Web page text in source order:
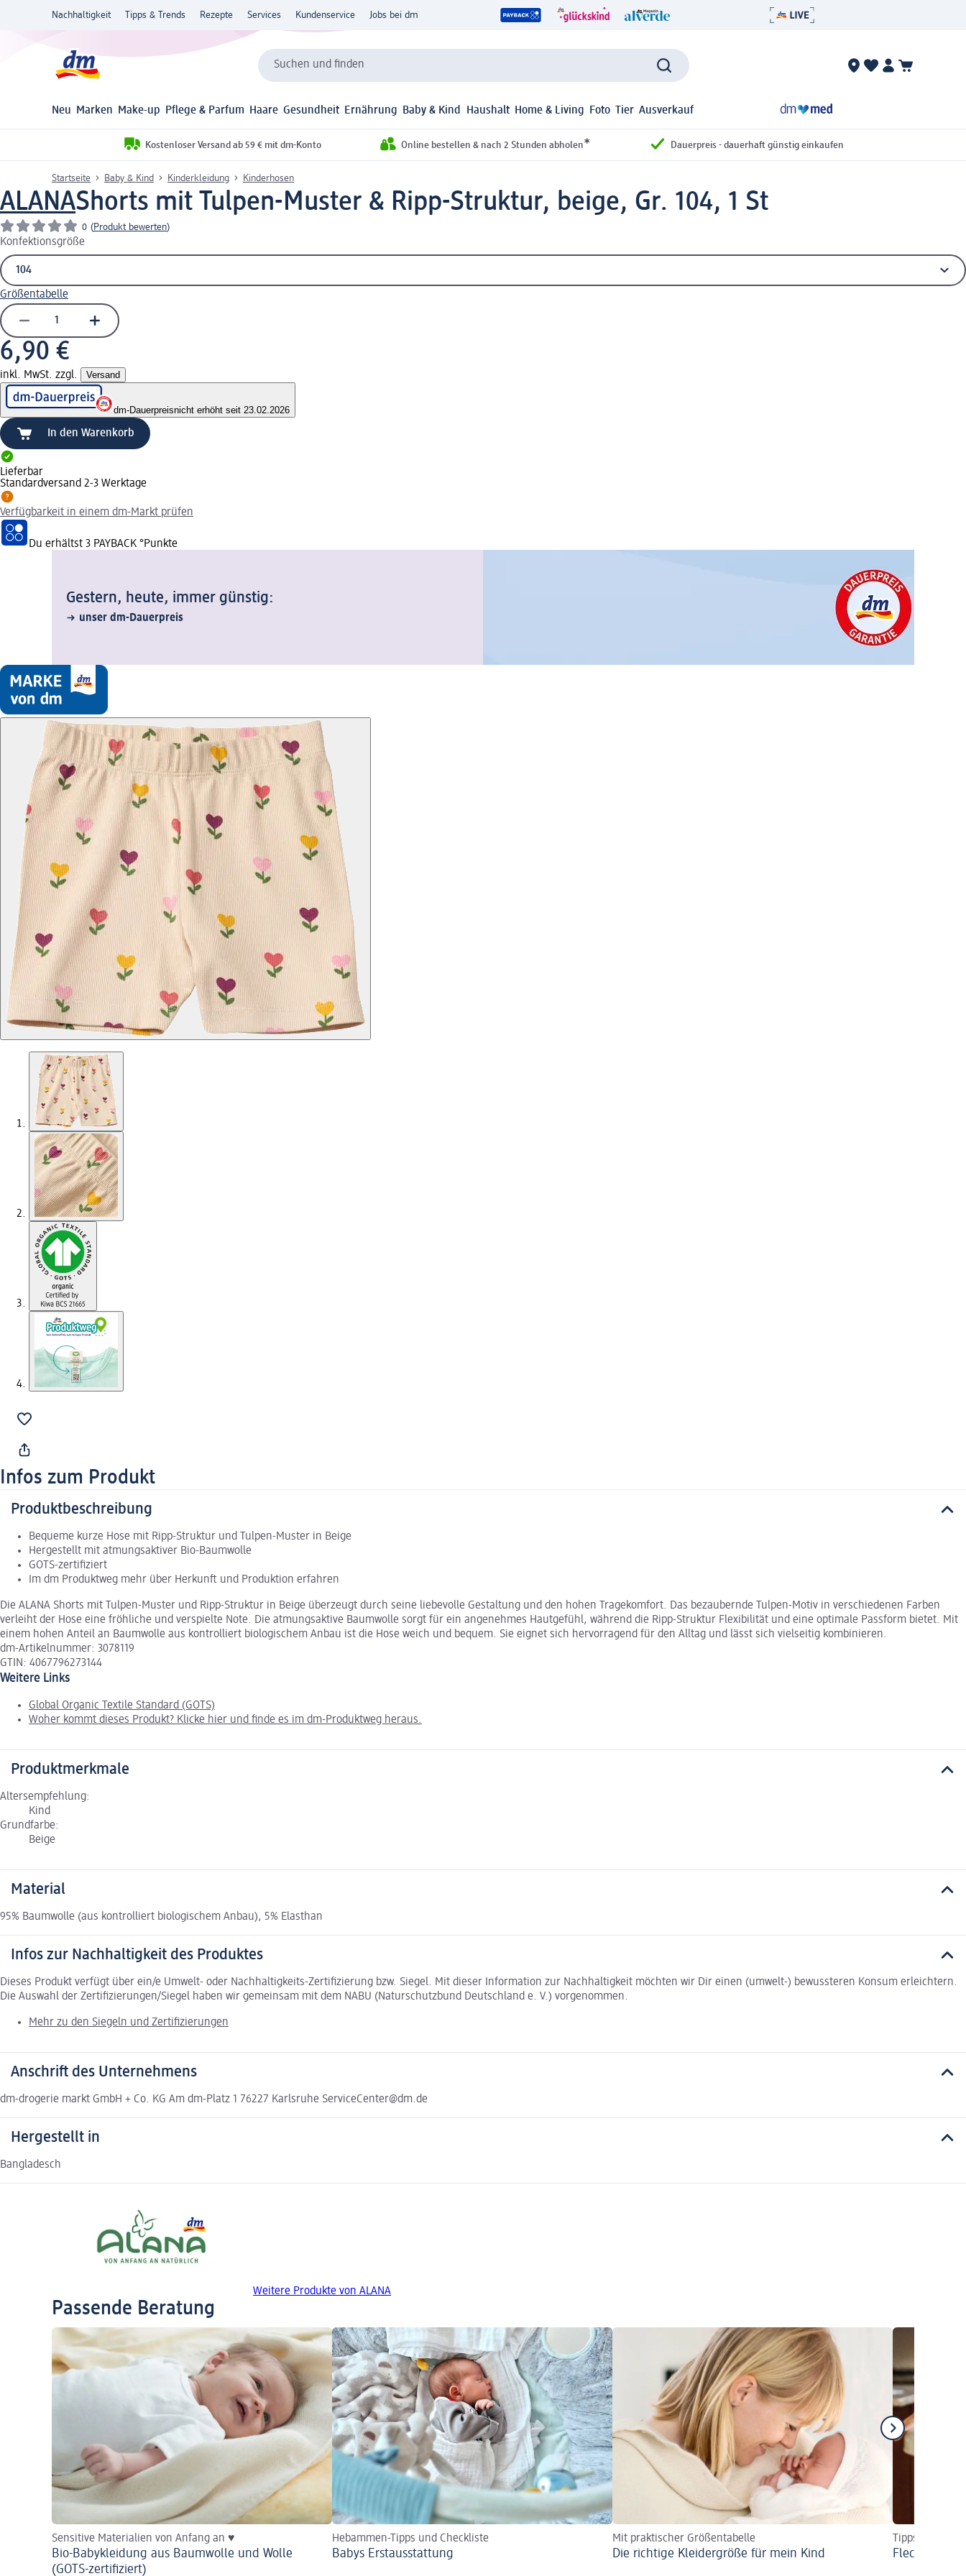
Nachhaltigkeit Tipps & Trends Rezepte Services Kundenservice Jobs bei dm
Suchen und finden
Neu Marken Make-up Pflege & Parfum Haare Gesundheit Ernährung Baby & Kind Haushalt Home & Living Foto Tier Ausverkauf
Kostenloser Versand ab 59 € mit dm-Konto Online bestellen & nach 2 Stunden abholen* Dauerpreis - dauerhaft günstig einkaufen
Startseite Baby & Kind Kinderkleidung Kinderhosen
ALANAShorts mit Tulpen-Muster & Ripp-Struktur, beige, Gr. 104, 1 St
0 (Produkt bewerten)
Konfektionsgröße
Größentabelle
6,90 €
inkl. MwSt. zzgl. Versand
dm-Dauerpreisnicht erhöht seit 23.02.2026
In den Warenkorb
Lieferbar
Standardversand 2-3 Werktage
Verfügbarkeit in einem dm-Markt prüfen
Du erhältst 3 PAYBACK °Punkte
Gestern, heute, immer günstig:
unser dm-Dauerpreis
Infos zum Produkt
Produktbeschreibung
Bequeme kurze Hose mit Ripp-Struktur und Tulpen-Muster in Beige
Hergestellt mit atmungsaktiver Bio-Baumwolle
GOTS-zertifiziert
Im dm Produktweg mehr über Herkunft und Produktion erfahren
Die ALANA Shorts mit Tulpen-Muster und Ripp-Struktur in Beige überzeugt durch seine liebevolle Gestaltung und den hohen Tragekomfort. Das bezaubernde Tulpen-Motiv in verschiedenen Farben
verleiht der Hose eine fröhliche und verspielte Note. Die atmungsaktive Baumwolle sorgt für ein angenehmes Hautgefühl, während die Ripp-Struktur Flexibilität und eine optimale Passform bietet. Mit
einem hohen Anteil an Baumwolle aus kontrolliert biologischem Anbau ist die Hose weich und bequem. Sie eignet sich hervorragend für den Alltag und lässt sich vielseitig kombinieren.
dm-Artikelnummer: 3078119
GTIN: 4067796273144
Weitere Links
Global Organic Textile Standard (GOTS)
Woher kommt dieses Produkt? Klicke hier und finde es im dm-Produktweg heraus.
Produktmerkmale
Altersempfehlung:
Kind
Grundfarbe:
Beige
Material
95% Baumwolle (aus kontrolliert biologischem Anbau), 5% Elasthan
Infos zur Nachhaltigkeit des Produktes
Dieses Produkt verfügt über ein/e Umwelt- oder Nachhaltigkeits-Zertifizierung bzw. Siegel. Mit dieser Information zur Nachhaltigkeit möchten wir Dir einen (umwelt-) bewussteren Konsum erleichtern.
Die Auswahl der Zertifizierungen/Siegel haben wir gemeinsam mit dem NABU (Naturschutzbund Deutschland e. V.) vorgenommen.
Mehr zu den Siegeln und Zertifizierungen
Anschrift des Unternehmens
dm-drogerie markt GmbH + Co. KG Am dm-Platz 1 76227 Karlsruhe ServiceCenter@dm.de
Hergestellt in
Bangladesch
Weitere Produkte von ALANA
Passende Beratung
Sensitive Materialien von Anfang an ♥
Bio-Babykleidung aus Baumwolle und Wolle
(GOTS-zertifiziert)
Hebammen-Tipps und Checkliste
Babys Erst­aus­stattung
Mit praktischer Größentabelle
Die richtige Kleidergröße für mein Kind
Tipps für
Flecken aus